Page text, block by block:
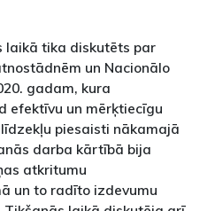
laikā tika diskutēts par
un Nacionālo
gadam, kura
efektīvu un mērķtiecīgu
piesaisti nākamajā
darba kārtībā bija
atkritumu
un to radīto izdevumu